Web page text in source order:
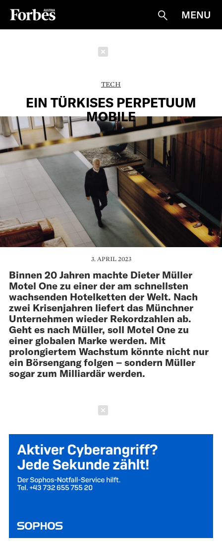
Suche
MENU
TECH
EIN TÜRKISES PERPETUUM
MOBILE
3. APRIL 2023
Binnen 20 Jahren machte Dieter Müller
Motel One zu einer der am schnellsten
wachsenden Hotelketten der Welt. Nach
zwei Krisenjahren liefert das Münchner
Unternehmen wieder Rekordzahlen ab.
Geht es nach Müller, soll Motel One zu
einer globalen Marke werden. Mit
prolongiertem Wachstum könnte nicht nur
ein Börsengang folgen – sondern Müller
sogar zum Milliardär werden.